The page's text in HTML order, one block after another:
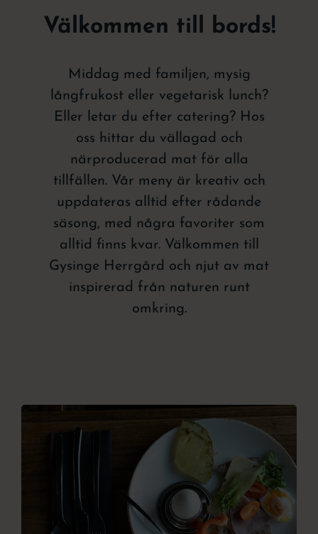
Välkommen till bords!
Middag med familjen, mysig
långfrukost eller vegetarisk lunch?
Eller letar du efter catering? Hos
oss hittar du vällagad och
närproducerad mat för alla
tillfällen. Vår meny är kreativ och
uppdateras alltid efter rådande
säsong, med några favoriter som
alltid finns kvar. Välkommen till
Gysinge Herrgård och njut av mat
inspirerad från naturen runt
omkring.